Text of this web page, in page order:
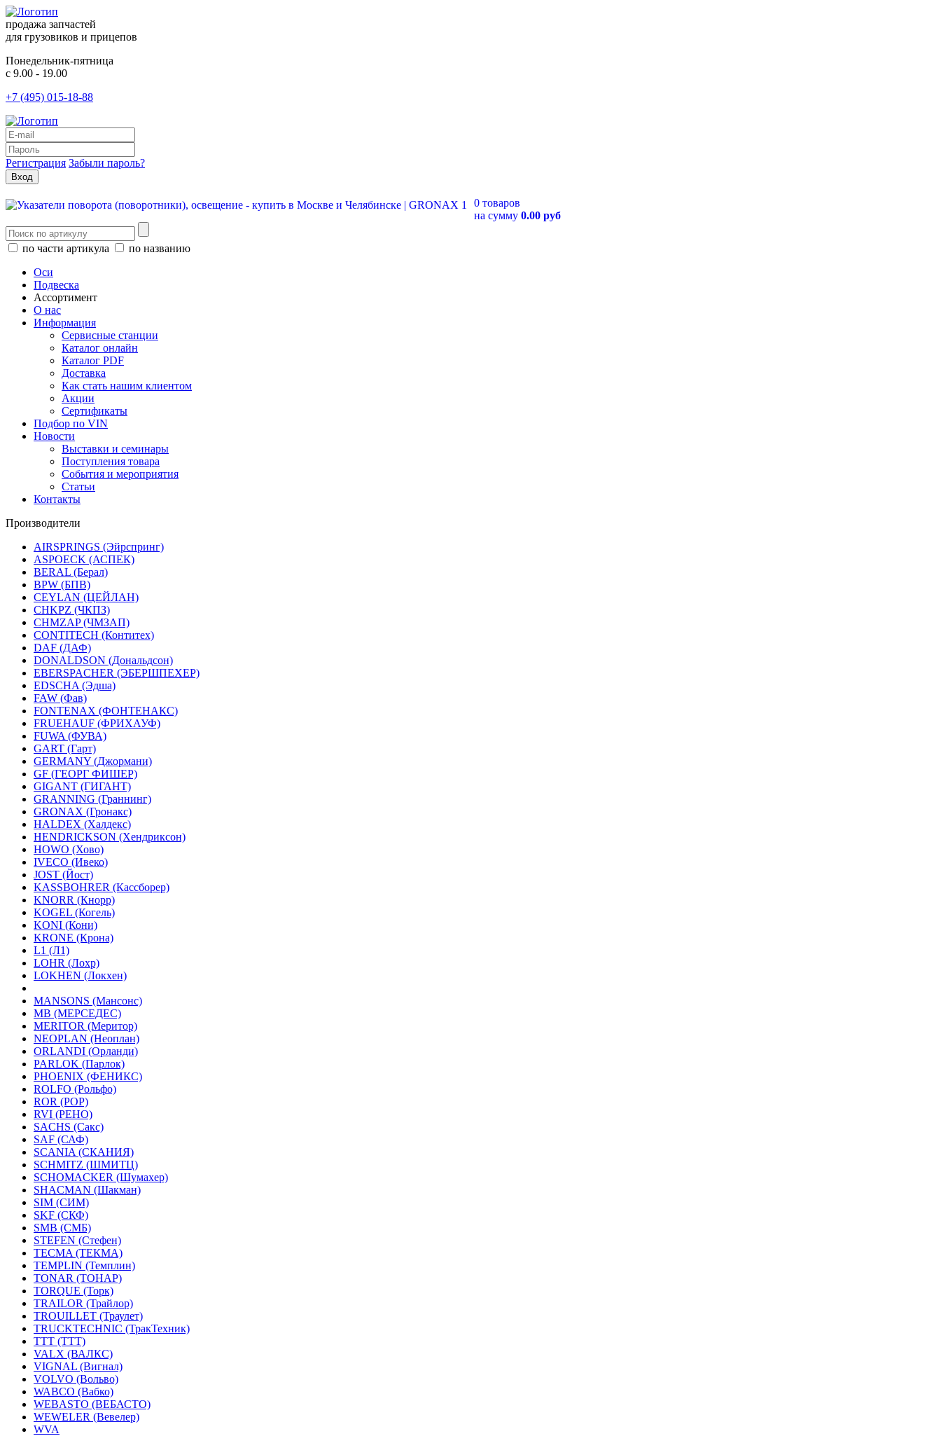
продажа запчастей
для грузовиков и прицепов
Понедельник-пятница
с 9.00 - 19.00
+7 (495) 015-18-88
Регистрация Забыли пароль?
0 товаров
на сумму 0.00 руб
по части артикула
по названию
Оси
Подвеска
Ассортимент
О нас
Информация
Сервисные станции
Каталог онлайн
Каталог PDF
Доставка
Как стать нашим клиентом
Акции
Сертификаты
Подбор по VIN
Новости
Выставки и семинары
Поступления товара
События и мероприятия
Статьи
Контакты
Производители
AIRSPRINGS (Эйрспринг)
ASPOECK (АСПЕК)
BERAL (Берал)
BPW (БПВ)
CEYLAN (ЦЕЙЛАН)
CHKPZ (ЧКПЗ)
CHMZAP (ЧМЗАП)
CONTITECH (Контитех)
DAF (ДАФ)
DONALDSON (Дональдсон)
EBERSPACHER (ЭБЕРШПЕХЕР)
EDSCHA (Эдша)
FAW (Фав)
FONTENAX (ФОНТЕНАКС)
FRUEHAUF (ФРИХАУФ)
FUWA (ФУВА)
GART (Гарт)
GERMANY (Джормани)
GF (ГЕОРГ ФИШЕР)
GIGANT (ГИГАНТ)
GRANNING (Граннинг)
GRONAX (Гронакс)
HALDEX (Халдекс)
HENDRICKSON (Хендриксон)
HOWO (Хово)
IVECO (Ивеко)
JOST (Йост)
KASSBOHRER (Касcборер)
KNORR (Кнорр)
KOGEL (Когель)
KONI (Кони)
KRONE (Крона)
L1 (Л1)
LOHR (Лохр)
LOKHEN (Локхен)
MANSONS (Мансонс)
MB (МЕРСЕДЕС)
MERITOR (Меритор)
NEOPLAN (Неоплан)
ORLANDI (Орланди)
PARLOK (Парлок)
PHOENIX (ФЕНИКС)
ROLFO (Рольфо)
ROR (РОР)
RVI (РЕНО)
SACHS (Сакс)
SAF (САФ)
SCANIA (СКАНИЯ)
SCHMITZ (ШМИТЦ)
SCHOMACKER (Шумахер)
SHACMAN (Шакман)
SIM (СИМ)
SKF (СКФ)
SMB (СМБ)
STEFEN (Стефен)
TECMA (ТЕКМА)
TEMPLIN (Темплин)
TONAR (ТОНАР)
TORQUE (Торк)
TRAILOR (Трайлор)
TROUILLET (Траулет)
TRUCKTECHNIC (ТракТехник)
TTT (ТТТ)
VALX (ВАЛКС)
VIGNAL (Вигнал)
VOLVO (Вольво)
WABCO (Вабко)
WEBASTO (ВЕБАСТО)
WEWELER (Вевелер)
WVA